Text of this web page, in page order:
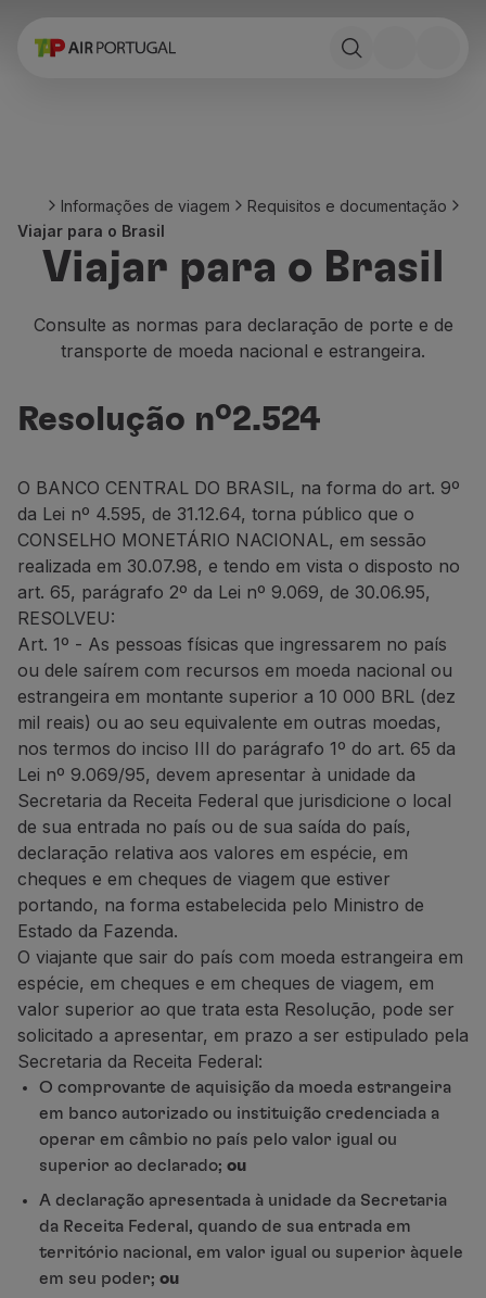
Reservar
Stopover
Informações de viagem
Bagagem
Necessidades especiais
Viajar com animais
Bebés e crianças
A bordo
Voar em Economy Prime
Voar em Economy
Refeições a bordo
Entretenimento
Wi-Fi
Gerir reserva
Gestão da Reserva
Extras e Upgrades
Fatura online
TAP Vouchers
Alugar carro
Alojamento
Informações de Check-in
TAP Miles&Go
Programa TAP Miles&Go
Conhecer o Programa
Acumular milhas
Utilizar milhas
Parceiros
Cartões de Crédito
Club TAP Miles&Go
Promoções e Ofertas
Central de ajuda
Perguntas frequentes
Pedidos e reclamações
Contactos
Informações úteis
Reembolsos
Fatura online
Bagagem perdida / danificada
Informações de viagem
Requisitos e documentação
Viajar para o Brasil
Viajar para o Brasil
Consulte as normas para declaração de porte e de
transporte de moeda nacional e estrangeira.
Resolução nº2.524
O BANCO CENTRAL DO BRASIL, na forma do art. 9º
da Lei nº 4.595, de 31.12.64, torna público que o
CONSELHO MONETÁRIO NACIONAL, em sessão
realizada em 30.07.98, e tendo em vista o disposto no
art. 65, parágrafo 2º da Lei nº 9.069, de 30.06.95,
RESOLVEU:
Art. 1º - As pessoas físicas que ingressarem no país
ou dele saírem com recursos em moeda nacional ou
estrangeira em montante superior a 10 000 BRL (dez
mil reais) ou ao seu equivalente em outras moedas,
nos termos do inciso III do parágrafo 1º do art. 65 da
Lei nº 9.069/95, devem apresentar à unidade da
Secretaria da Receita Federal que jurisdicione o local
de sua entrada no país ou de sua saída do país,
declaração relativa aos valores em espécie, em
cheques e em cheques de viagem que estiver
portando, na forma estabelecida pelo Ministro de
Estado da Fazenda.
O viajante que sair do país com moeda estrangeira em
espécie, em cheques e em cheques de viagem, em
valor superior ao que trata esta Resolução, pode ser
solicitado a apresentar, em prazo a ser estipulado pela
Secretaria da Receita Federal:
O comprovante de aquisição da moeda estrangeira
em banco autorizado ou instituição credenciada a
operar em câmbio no país pelo valor igual ou
superior ao declarado; ou
A declaração apresentada à unidade da Secretaria
da Receita Federal, quando de sua entrada em
território nacional, em valor igual ou superior àquele
em seu poder; ou